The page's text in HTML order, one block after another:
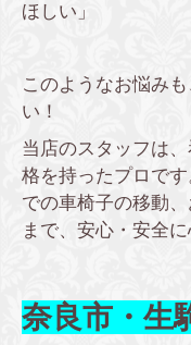
ほしい」
このようなお悩み
い！
当店のスタッフは
格を持ったプロで
での車椅子の移動
まで、安心・安全
奈良市・生